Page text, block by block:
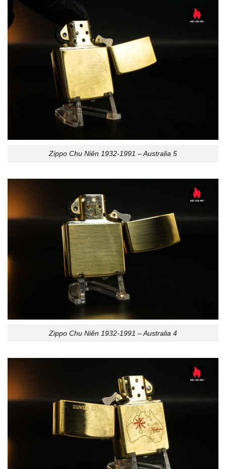
Zippo Chu Niên 1932-1991 – Australia 5
Zippo Chu Niên 1932-1991 – Australia 4